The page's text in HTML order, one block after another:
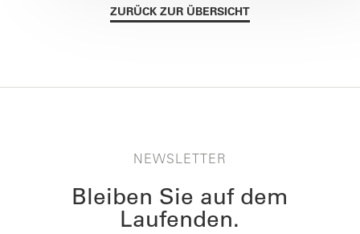
ZURÜCK ZUR ÜBERSICHT
NEWSLETTER
Bleiben Sie auf dem
Laufenden.